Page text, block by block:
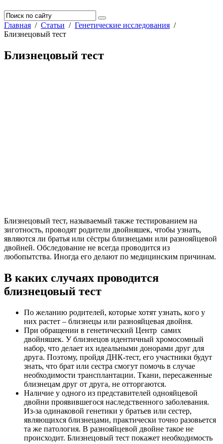
Главная / Статьи / Генетические исследования /
Близнецовый тест
Близнецовый тест
Близнецовый тест, называемый также тестированием на
зиготность, проводят родители двойняшек, чтобы узнать,
являются ли братья или сёстры близнецами или разнояйцевой
двойней. Обследование не всегда проводится из
любопытства. Иногда его делают по медицинским причинам.
В каких случаях проводится
близнецовый тест
По желанию родителей, которые хотят узнать, кого у
них растет – близнецы или разнояйцевая двойня.
При обращении в генетический Центр самих
двойняшек. У близнецов идентичный хромосомный
набор, что делает их идеальными донорами друг для
друга. Поэтому, пройдя ДНК-тест, его участники будут
знать, что брат или сестра смогут помочь в случае
необходимости трансплантации. Ткани, пересаженные
близнецам друг от друга, не отторгаются.
Наличие у одного из представителей однояйцевой
двойни проявившегося наследственного заболевания.
Из-за одинаковой генетики у братьев или сестер,
являющихся близнецами, практически точно разовьется
та же патология. В разнояйцевой двойне такое не
происходит. Близнецовый тест покажет необходимость